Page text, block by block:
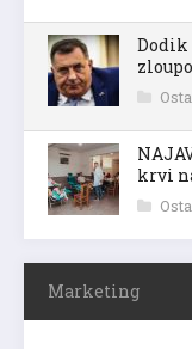
Dodik
krvi
Marketing